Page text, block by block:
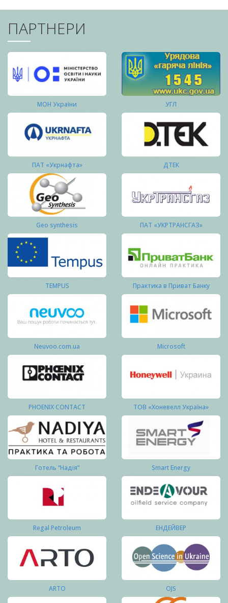
ПАРТНЕРИ
МОН України УГЛ
ПАТ «Укрнафта» ДТЕК
Geo synthesis ПАТ «УКРТРАНСГАЗ»
TEMPUS Практика в Приват Банку
Neuvoo.com.ua Microsoft
PHOENIX CONTACT ТОВ «Хоневелл Україна»
Готель “Надія” Smart Energy
Regal Petroleum ЕНДЕЙВЕР
ARTO OJS